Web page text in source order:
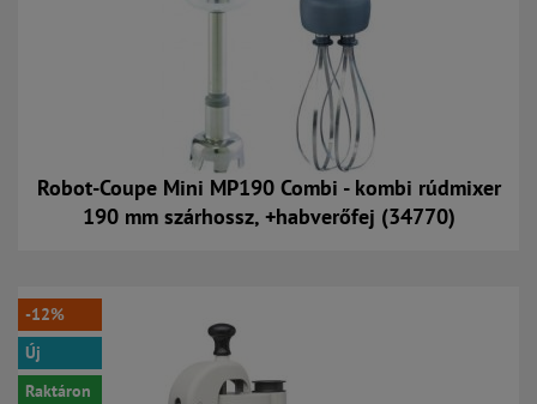
Robot-Coupe Mini MP190 Combi - kombi rúdmixer
190 mm szárhossz, +habverőfej (34770)
Kosárba
-12%
Új
Raktáron